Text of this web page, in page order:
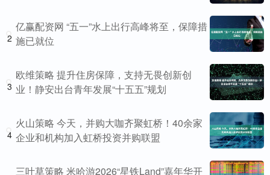
2
亿赢配资网 “五一”水上出行高峰将至，保障措
施已就位
3
欧维策略 提升住房保障，支持无畏创新创
业！静安出台青年发展“十五五”规划
4
火山策略 今天，并购大咖齐聚虹桥！40余家
企业和机构加入虹桥投资并购联盟
三叶草策略 米哈游2026“星铁Land”嘉年华开